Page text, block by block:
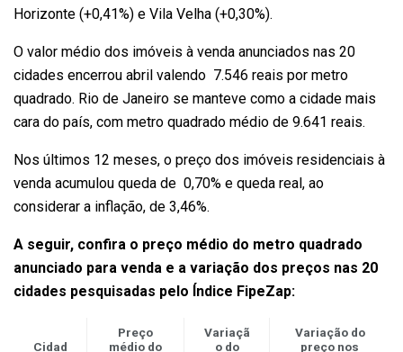
Horizonte (+0,41%) e Vila Velha (+0,30%).
O valor médio dos imóveis à venda anunciados nas 20
cidades encerrou abril valendo 7.546 reais por metro
quadrado. Rio de Janeiro se manteve como a cidade mais
cara do país, com metro quadrado médio de 9.641 reais.
Nos últimos 12 meses, o preço dos imóveis residenciais à
venda acumulou queda de 0,70% e queda real, ao
considerar a inflação, de 3,46%.
A seguir, confira o preço médio do metro quadrado
anunciado para venda e a variação dos preços nas 20
cidades pesquisadas pelo Índice FipeZap:
Cidad
Preço
médio do
Variaçã
o do
Variação do
preço nos